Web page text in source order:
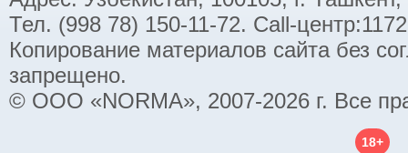
Тел. (998 78) 150-11-72. Call-
Копирование материалов сайта без
запрещено.
© ООО «NORMA», 2007-2026 г. Все
18+